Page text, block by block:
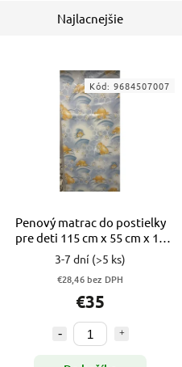
Najlacnejšie
Penový matrac do postielky
pre deti 115 cm x 55 cm x 10
cm
3-7 dní (>5 ks)
€28,46 bez DPH
€35
Kód: 9684507007